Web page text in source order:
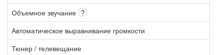
Объемное звучание ?
Автоматическое выравнивание громкости
Тюнер / телевещание